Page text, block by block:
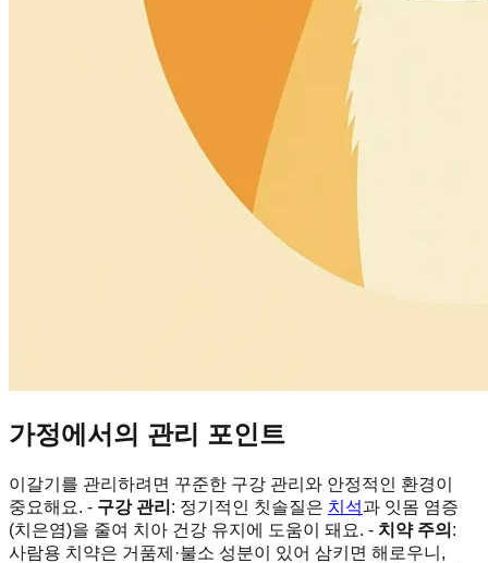
가정에서의 관리 포인트
이갈기를 관리하려면 꾸준한 구강 관리와 안정적인 환경이
중요해요. - 구강 관리 : 정기적인 칫솔질은 치석과 잇몸 염증
(치은염)을 줄여 치아 건강 유지에 도움이 돼요. - 치약 주의 :
사람용 치약은 거품제·불소 성분이 있어 삼키면 해로우니,